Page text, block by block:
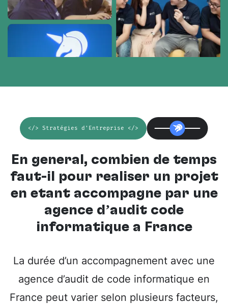
</> Stratégies d'Entreprise </>
En général, combien de temps
faut-il pour réaliser un projet
en étant accompagné par une
agence d’audit code
informatique à France
La durée d’un accompagnement avec une
agence d’audit de code informatique en
France peut varier selon plusieurs facteurs,